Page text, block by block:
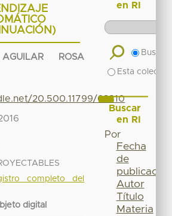
AGUILAR ROSA
20.500.11799/63810
completo del
digital
en RI
Buscar
Esta
Buscar
en RI
Por
Fecha
de
publicación
Autor
Título
Materia